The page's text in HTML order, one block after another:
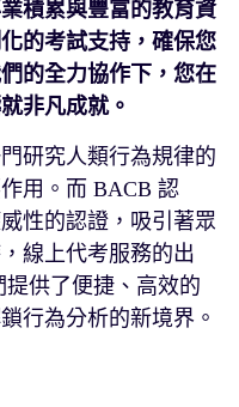
積累與豐富的教育資
的考試支持，確保您
的全力協作下，您在
非凡成就。
研究人類行為規律的
用。而 BACB 認
性的認證，吸引著眾
線上代考服務的出
供了便捷、高效的
行為分析的新境界。